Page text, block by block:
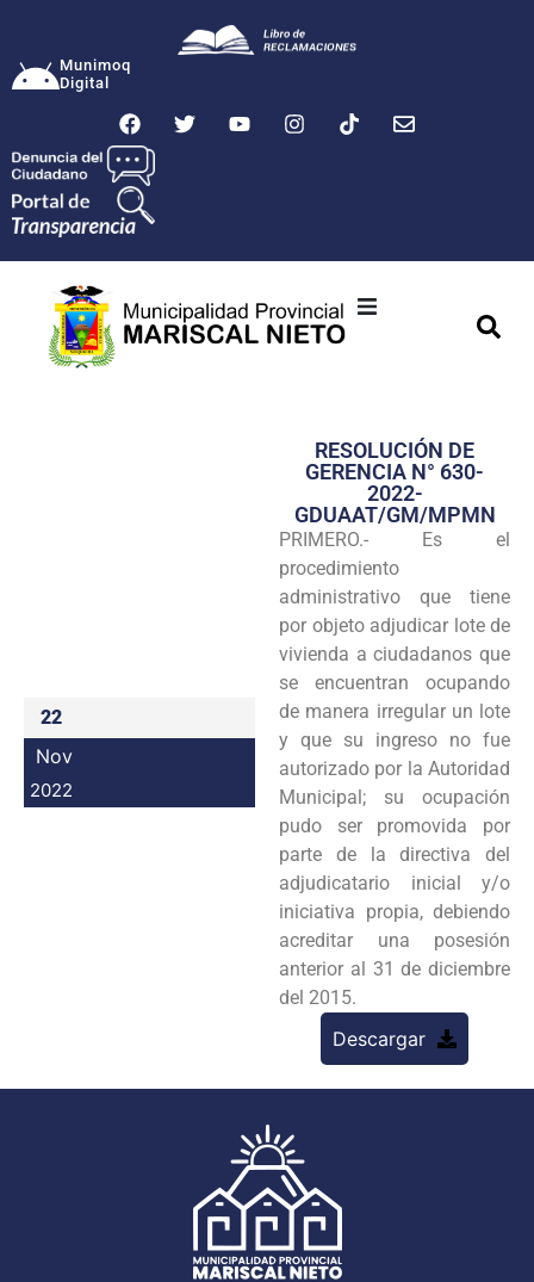
Munimoq
Digital
Transparencia
Seguridad
Programas
Intranet
22
Nov
2022
RESOLUCIÓN DE
GERENCIA N° 630-
2022-
GDUAAT/GM/MPMN
PRIMERO.- Es el
procedimiento
administrativo que tiene
por objeto adjudicar lote de
vivienda a ciudadanos que
se encuentran ocupando
de manera irregular un lote
y que su ingreso no fue
autorizado por la Autoridad
Municipal; su ocupación
pudo ser promovida por
parte de la directiva del
adjudicatario inicial y/o
iniciativa propia, debiendo
acreditar una posesión
anterior al 31 de diciembre
del 2015.
Descargar